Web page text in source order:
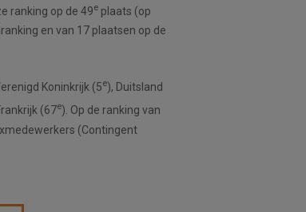
ranking op de 49e plaats (op
en van 17 plaatsen op de
Koninkrijk (5e), Duitsland
(67e). Op de ranking van
(Contingent